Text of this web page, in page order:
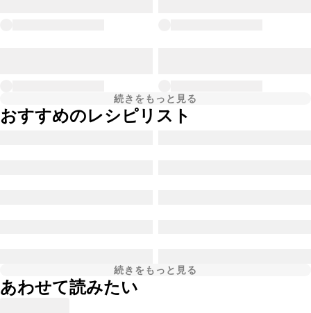
続きをもっと見る
おすすめのレシピリスト
続きをもっと見る
あわせて読みたい